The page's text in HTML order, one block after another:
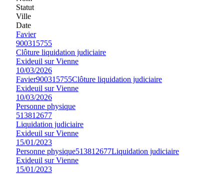
Statut
Ville
Date
Favier
900315755
Clôture liquidation judiciaire
Exideuil sur Vienne
10/03/2026
Favier900315755Clôture liquidation judiciaire
Exideuil sur Vienne
10/03/2026
Personne physique
513812677
Liquidation judiciaire
Exideuil sur Vienne
15/01/2023
Personne physique513812677Liquidation judiciaire
Exideuil sur Vienne
15/01/2023